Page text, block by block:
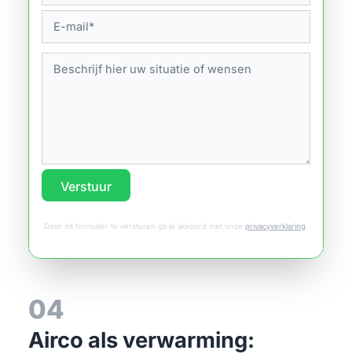
Verstuur
Door dit formulier te versturen ga je akkoord met onze privacyverklaring.
04
Airco als verwarming: